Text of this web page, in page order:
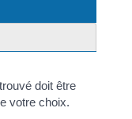
doit être
votre choix.